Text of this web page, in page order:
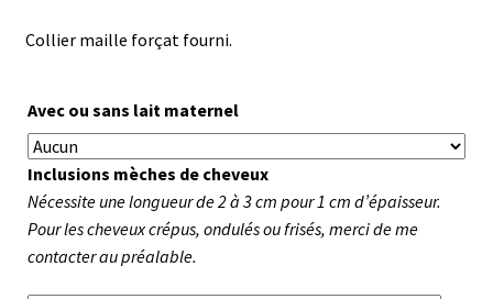
Collier maille forçat fourni.
Avec ou sans lait maternel
Inclusions mèches de cheveux
Nécessite une longueur de 2 à 3 cm pour 1 cm d’épaisseur.
Pour les cheveux crépus, ondulés ou frisés, merci de me
contacter au préalable.